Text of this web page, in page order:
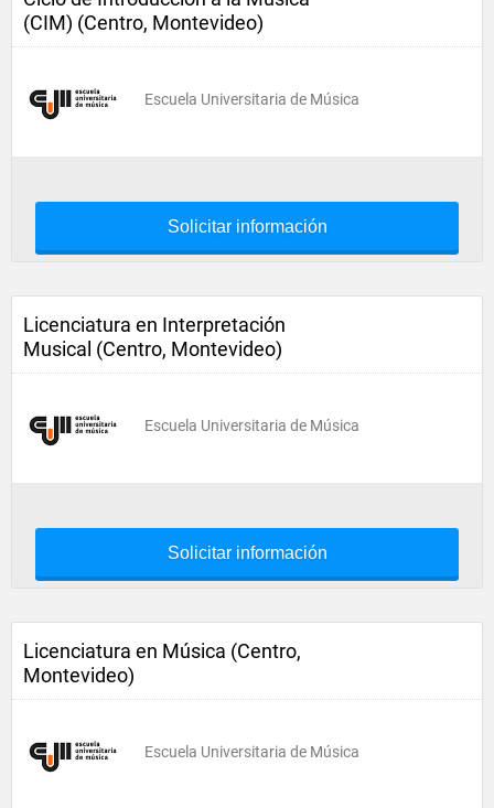
(CIM) (Centro, Montevideo)
Escuela Universitaria de Música
Solicitar información
Licenciatura en Interpretación
Musical (Centro, Montevideo)
Escuela Universitaria de Música
Solicitar información
Licenciatura en Música (Centro,
Montevideo)
Escuela Universitaria de Música